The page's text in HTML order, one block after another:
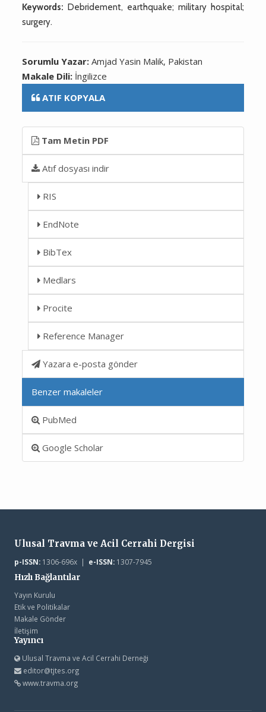
Keywords: Debridement, earthquake; military hospital;
surgery.
Sorumlu Yazar:Amjad Yasin Malik, Pakistan
Makale Dili: İngilizce
ATIF KOPYALA
Tam Metin PDF
Atıf dosyası indir
RIS
EndNote
BibTex
Medlars
Procite
Reference Manager
Yazara e-posta gönder
Benzer makaleler
PubMed
Google Scholar
Ulusal Travma ve Acil Cerrahi Dergisi
p-ISSN:1306-696x | e-ISSN:1307-7945
Hızlı Bağlantılar
Yayın Kurulu
Etik ve Politikalar
Makale Gönder
İletişim
Yayıncı
Ulusal Travma ve Acil Cerrahi Derneği
editor@tjtes.org
www.travma.org